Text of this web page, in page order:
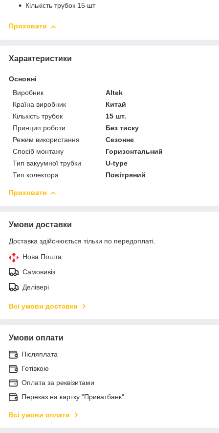
Кількість трубок 15 шт
Приховати
Характеристики
Основні
Виробник
Altek
Країна виробник
Китай
Кількість трубок
15 шт.
Принцип роботи
Без тиску
Режим використання
Сезонне
Спосіб монтажу
Горизонтальний
Тип вакуумної трубки
U-type
Тип колектора
Повітряний
Приховати
Умови доставки
Доставка здійснюється тільки по передоплаті.
Нова Пошта
Самовивіз
Делівері
Всі умови доставки
Умови оплати
Післяплата
Готівкою
Оплата за реквізитами
Переказ на картку "Приватбанк"
Всі умови оплати